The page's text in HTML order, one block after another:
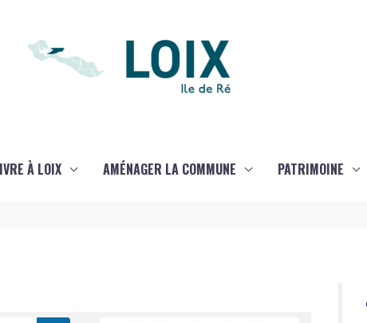
À LOIX AMÉNAGER LA COMMUNE PATRIMOINE